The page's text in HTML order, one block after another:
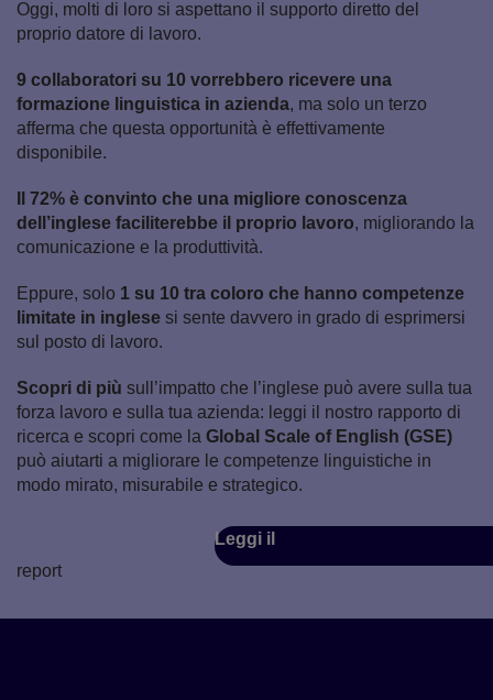
Oggi, molti di loro si aspettano il supporto diretto del
proprio datore di lavoro.
9 collaboratori su 10 vorrebbero ricevere una
formazione linguistica in azienda, ma solo un terzo
afferma che questa opportunità è effettivamente
disponibile.
Il 72% è convinto che una migliore conoscenza
dell’inglese faciliterebbe il proprio lavoro, migliorando la
comunicazione e la produttività.
Eppure, solo 1 su 10 tra coloro che hanno competenze
limitate in inglese si sente davvero in grado di esprimersi
sul posto di lavoro.
Scopri di più sull’impatto che l’inglese può avere sulla tua
forza lavoro e sulla tua azienda: leggi il nostro rapporto di
ricerca e scopri come la Global Scale of English (GSE)
può aiutarti a migliorare le competenze linguistiche in
modo mirato, misurabile e strategico.
Leggi il
report